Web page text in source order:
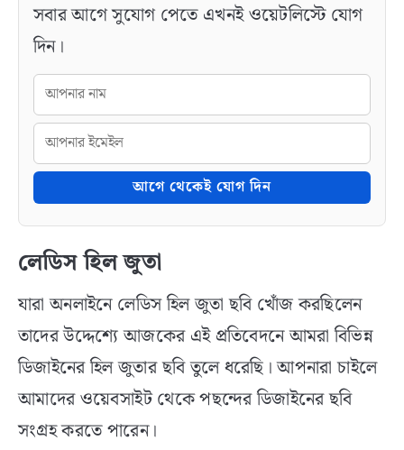
সবার আগে সুযোগ পেতে এখনই ওয়েটলিস্টে যোগ
দিন।
আগে থেকেই যোগ দিন
লেডিস হিল জুতা
যারা অনলাইনে লেডিস হিল জুতা ছবি খোঁজ করছিলেন
তাদের উদ্দেশ্যে আজকের এই প্রতিবেদনে আমরা বিভিন্ন
ডিজাইনের হিল জুতার ছবি তুলে ধরেছি। আপনারা চাইলে
আমাদের ওয়েবসাইট থেকে পছন্দের ডিজাইনের ছবি
সংগ্রহ করতে পারেন।